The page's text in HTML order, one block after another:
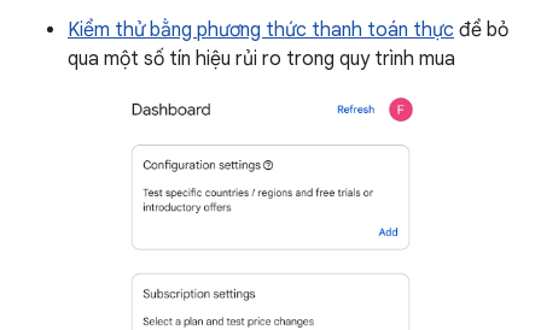
Kiểm thử bằng phương thức thanh toán thực để bỏ
qua một số tín hiệu rủi ro trong quy trình mua